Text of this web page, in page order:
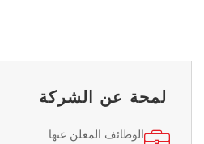
لمحة عن الشركة
الوظائف المعلن عنها